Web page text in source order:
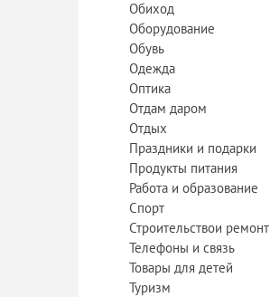
Обиход
Оборудование
Обувь
Одежда
Оптика
Отдам даром
Отдых
Праздники и подарки
Продукты питания
Работа и образование
Спорт
Строительствои ремонт
Телефоны и связь
Товары для детей
Туризм